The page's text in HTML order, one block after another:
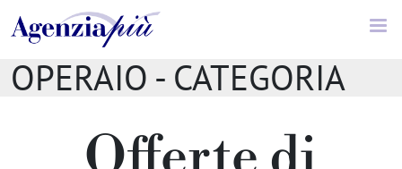
Offerte di lavoro //
OPERAIO - CATEGORIA
PROTETTA